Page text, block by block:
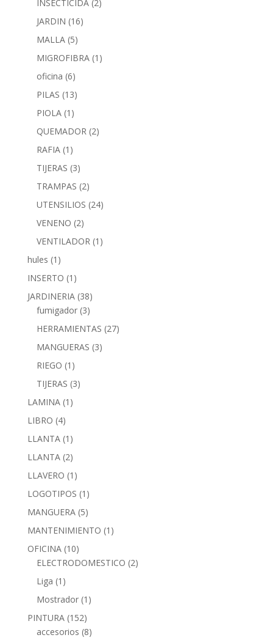
INSECTICIDA (2)
JARDIN (16)
MALLA (5)
MIGROFIBRA (1)
oficina (6)
PILAS (13)
PIOLA (1)
QUEMADOR (2)
RAFIA (1)
TIJERAS (3)
TRAMPAS (2)
UTENSILIOS (24)
VENENO (2)
VENTILADOR (1)
hules (1)
INSERTO (1)
JARDINERIA (38)
fumigador (3)
HERRAMIENTAS (27)
MANGUERAS (3)
RIEGO (1)
TIJERAS (3)
LAMINA (1)
LIBRO (4)
LLANTA (1)
LLANTA (2)
LLAVERO (1)
LOGOTIPOS (1)
MANGUERA (5)
MANTENIMIENTO (1)
OFICINA (10)
ELECTRODOMESTICO (2)
Liga (1)
Mostrador (1)
PINTURA (152)
accesorios (8)